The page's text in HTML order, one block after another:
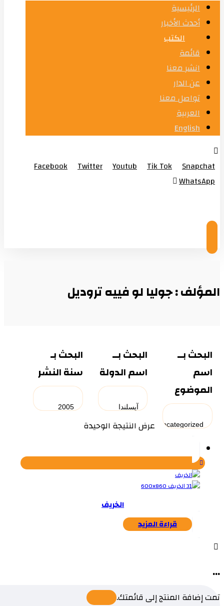
الرئيسية
أحدث الأخبار
الكتب
قائمة
انشر معنا
عن الدار
تواصل معنا
العربية
English
Facebook Twitter Youtub Tik Tok
Snapchat
WhatsApp
المؤلف : جوليا لو فييه تروديل
البحث بــ
اسم
الموضوع
البحث بــ
اسم الدولة
البحث بـ
سنة النشر
عرض النتيجة الوحيدة
الخريف
قراءة المزيد
...
تمت إضافة المنتج إلى قائمتك.